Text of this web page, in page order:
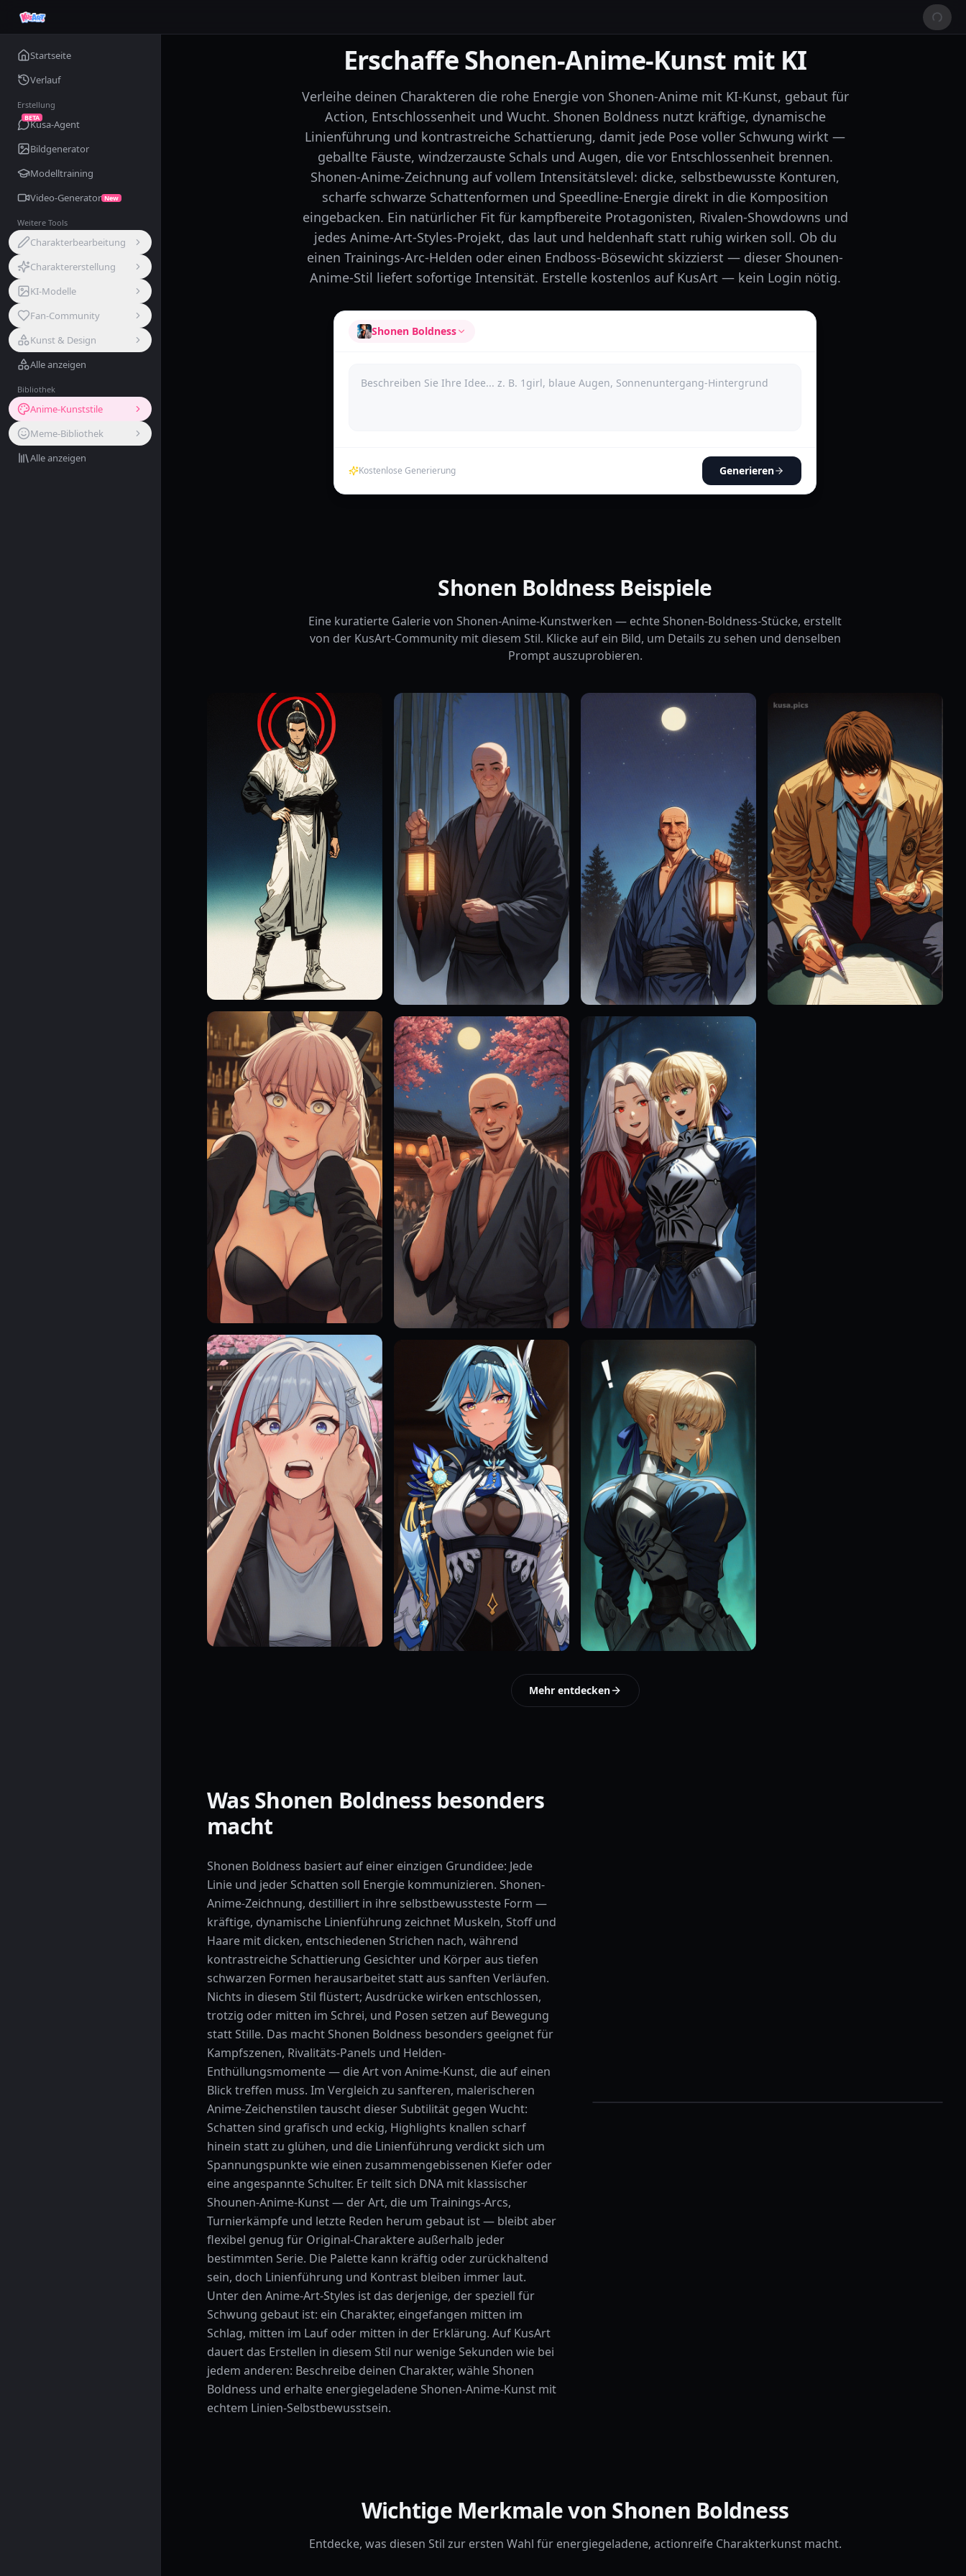
Startseite
Verlauf
Erstellung
BETA
Kusa-Agent
Bildgenerator
Modelltraining
Video-Generator New
Weitere Tools
Charakterbearbeitung
Charaktererstellung
KI-Modelle
Fan-Community
Kunst & Design
Alle anzeigen
Bibliothek
Anime-Kunststile
Meme-Bibliothek
Alle anzeigen
Erschaffe Shonen-Anime-Kunst mit KI
Verleihe deinen Charakteren die rohe Energie von Shonen-Anime mit KI-Kunst, gebaut für
Action, Entschlossenheit und Wucht. Shonen Boldness nutzt kräftige, dynamische
Linienführung und kontrastreiche Schattierung, damit jede Pose voller Schwung wirkt —
geballte Fäuste, windzerzauste Schals und Augen, die vor Entschlossenheit brennen.
Shonen-Anime-Zeichnung auf vollem Intensitätslevel: dicke, selbstbewusste Konturen,
scharfe schwarze Schattenformen und Speedline-Energie direkt in die Komposition
eingebacken. Ein natürlicher Fit für kampfbereite Protagonisten, Rivalen-Showdowns und
jedes Anime-Art-Styles-Projekt, das laut und heldenhaft statt ruhig wirken soll. Ob du
einen Trainings-Arc-Helden oder einen Endboss-Bösewicht skizzierst — dieser Shounen-
Anime-Stil liefert sofortige Intensität. Erstelle kostenlos auf KusArt — kein Login nötig.
Shonen Boldness
Kostenlose Generierung Generieren
Shonen Boldness Beispiele
Eine kuratierte Galerie von Shonen-Anime-Kunstwerken — echte Shonen-Boldness-Stücke, erstellt
von der KusArt-Community mit diesem Stil. Klicke auf ein Bild, um Details zu sehen und denselben
Prompt auszuprobieren.
Mehr entdecken
Was Shonen Boldness besonders
macht
Shonen Boldness basiert auf einer einzigen Grundidee: Jede
Linie und jeder Schatten soll Energie kommunizieren. Shonen-
Anime-Zeichnung, destilliert in ihre selbstbewussteste Form —
kräftige, dynamische Linienführung zeichnet Muskeln, Stoff und
Haare mit dicken, entschiedenen Strichen nach, während
kontrastreiche Schattierung Gesichter und Körper aus tiefen
schwarzen Formen herausarbeitet statt aus sanften Verläufen.
Nichts in diesem Stil flüstert; Ausdrücke wirken entschlossen,
trotzig oder mitten im Schrei, und Posen setzen auf Bewegung
statt Stille. Das macht Shonen Boldness besonders geeignet für
Kampfszenen, Rivalitäts-Panels und Helden-
Enthüllungsmomente — die Art von Anime-Kunst, die auf einen
Blick treffen muss. Im Vergleich zu sanfteren, malerischeren
Anime-Zeichenstilen tauscht dieser Subtilität gegen Wucht:
Schatten sind grafisch und eckig, Highlights knallen scharf
hinein statt zu glühen, und die Linienführung verdickt sich um
Spannungspunkte wie einen zusammengebissenen Kiefer oder
eine angespannte Schulter. Er teilt sich DNA mit klassischer
Shounen-Anime-Kunst — der Art, die um Trainings-Arcs,
Turnierkämpfe und letzte Reden herum gebaut ist — bleibt aber
flexibel genug für Original-Charaktere außerhalb jeder
bestimmten Serie. Die Palette kann kräftig oder zurückhaltend
sein, doch Linienführung und Kontrast bleiben immer laut.
Unter den Anime-Art-Styles ist das derjenige, der speziell für
Schwung gebaut ist: ein Charakter, eingefangen mitten im
Schlag, mitten im Lauf oder mitten in der Erklärung. Auf KusArt
dauert das Erstellen in diesem Stil nur wenige Sekunden wie bei
jedem anderen: Beschreibe deinen Charakter, wähle Shonen
Boldness und erhalte energiegeladene Shonen-Anime-Kunst mit
echtem Linien-Selbstbewusstsein.
Wichtige Merkmale von Shonen Boldness
Entdecke, was diesen Stil zur ersten Wahl für energiegeladene, actionreife Charakterkunst macht.